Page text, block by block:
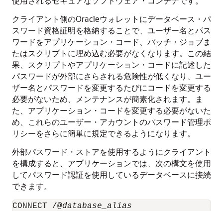
クライアント側のOracleウォレットにデータベース・パ
スワード資格証明を格納することで、ユーザー名とパス
ワードをアプリケーション・コード、 バッチ・ジョブま
たはスクリプトに埋め込む必要がなくなります。この結
果、スクリプトやアプリケーション・コードに記述した
パスワードが外部にさらされる危険性が低くなり、ユー
ザー名とパスワードを変更するたびにコードを変更する
必要がないため、メンテナンスが簡素化されます。ま
た、アプリケーション・コードを変更する必要がないた
め、これらのユーザー・アカウントのパスワード管理ポ
リシーをさらに簡単に規定できるようになります。
外部パスワード・ストアを使用するようにクライアント
を構成すると、アプリケーションでは、次の構文を使用
してパスワード認証を使用しているデータベースに接続
できます。
CONNECT /@database_alias